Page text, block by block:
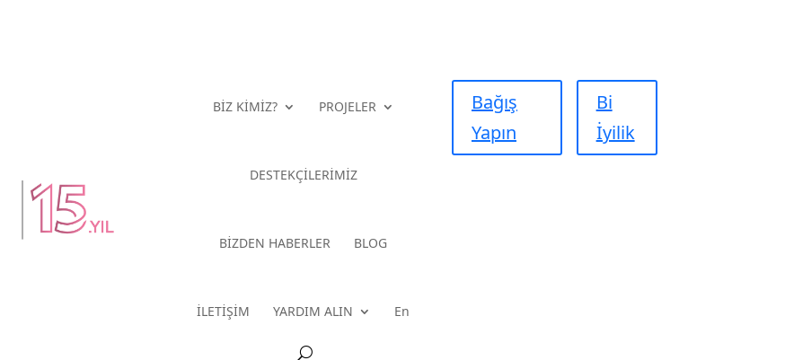
BİZ KİMİZ? PROJELER
DESTEKÇİLERİMİZ
BİZDEN HABERLER BLOG
İLETİŞİM YARDIM ALIN En
Bağış
Yapın
Bi
İyilik